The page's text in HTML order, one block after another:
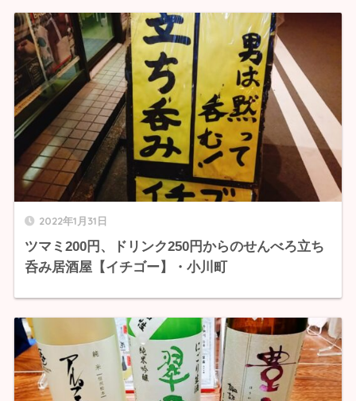
2022年1月31日
ツマミ200円、ドリンク250円からのせんべろ立ち
呑み居酒屋【イチゴー】・小川町